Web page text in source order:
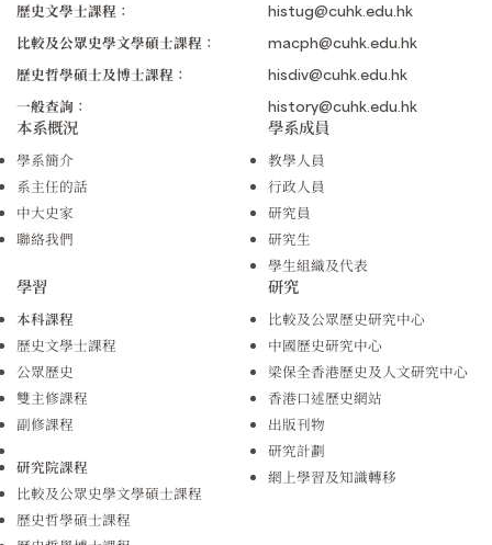
歷史文學士課程：
histug@cuhk.edu.hk
比較及公眾史學文學碩士課程：
macph@cuhk.edu.hk
歷史哲學碩士及博士課程：
hisdiv@cuhk.edu.hk
一般查詢：
history@cuhk.edu.hk
本系概況
學系簡介
系主任的話
中大史家
聯絡我們
學系成員
教學人員
行政人員
研究員
研究生
學生組織及代表
學習
本科課程
歷史文學士課程
公眾歷史
雙主修課程
副修課程
研究院課程
比較及公眾史學文學碩士課程
歷史哲學碩士課程
研究
比較及公眾歷史研究中心
中國歷史研究中心
梁保全香港歷史及人文研究中心
香港口述歷史網站
出版刊物
研究計劃
網上學習及知識轉移